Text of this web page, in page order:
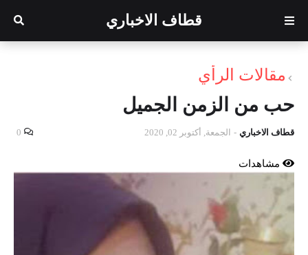
قطاف الاخباري
مقالات الرأي
حب من الزمن الجميل
قطاف الاخباري - الجمعة, أكتوبر 02, 2020 0
مشاهدات